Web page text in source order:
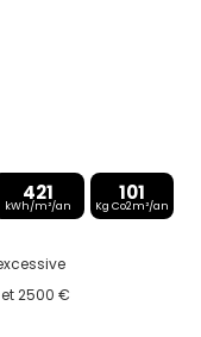
421
kWh/m²/an
101
Kg Co2m²/an
2500 €